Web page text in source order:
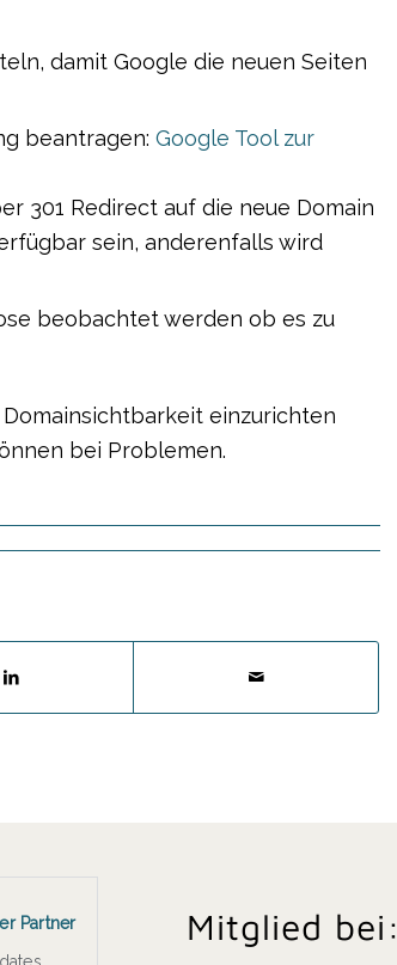
damit Google die neuen Seiten
beantragen: Google Tool zur
301 Redirect auf die neue Domain
sein, anderenfalls wird
beobachtet werden ob es zu
einzurichten
bei Problemen.
Partner
Mitglied bei: